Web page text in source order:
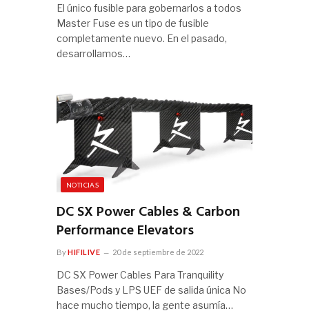
El único fusible para gobernarlos a todos
Master Fuse es un tipo de fusible
completamente nuevo. En el pasado,
desarrollamos…
NOTICIAS
DC SX Power Cables & Carbon
Performance Elevators
ByHIFILIVE 20 de septiembre de 2022
DC SX Power Cables Para Tranquility
Bases/Pods y LPS UEF de salida única No
hace mucho tiempo, la gente asumía…